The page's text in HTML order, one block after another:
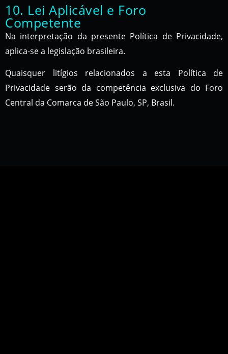
10. Lei Aplicável e Foro
Competente
Na interpretação da presente Política de Privacidade,
aplica-se a legislação brasileira.
Quaisquer litígios relacionados a esta Política de
Privacidade serão da competência exclusiva do Foro
Central da Comarca de São Paulo, SP, Brasil.